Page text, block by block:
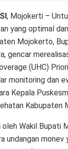
, Mojokerti –
yang optimal
Mojokerto,
gencar
(UHC)
monitoring dan
Kepala
Kabupaten
Wakil Bupati
undangan